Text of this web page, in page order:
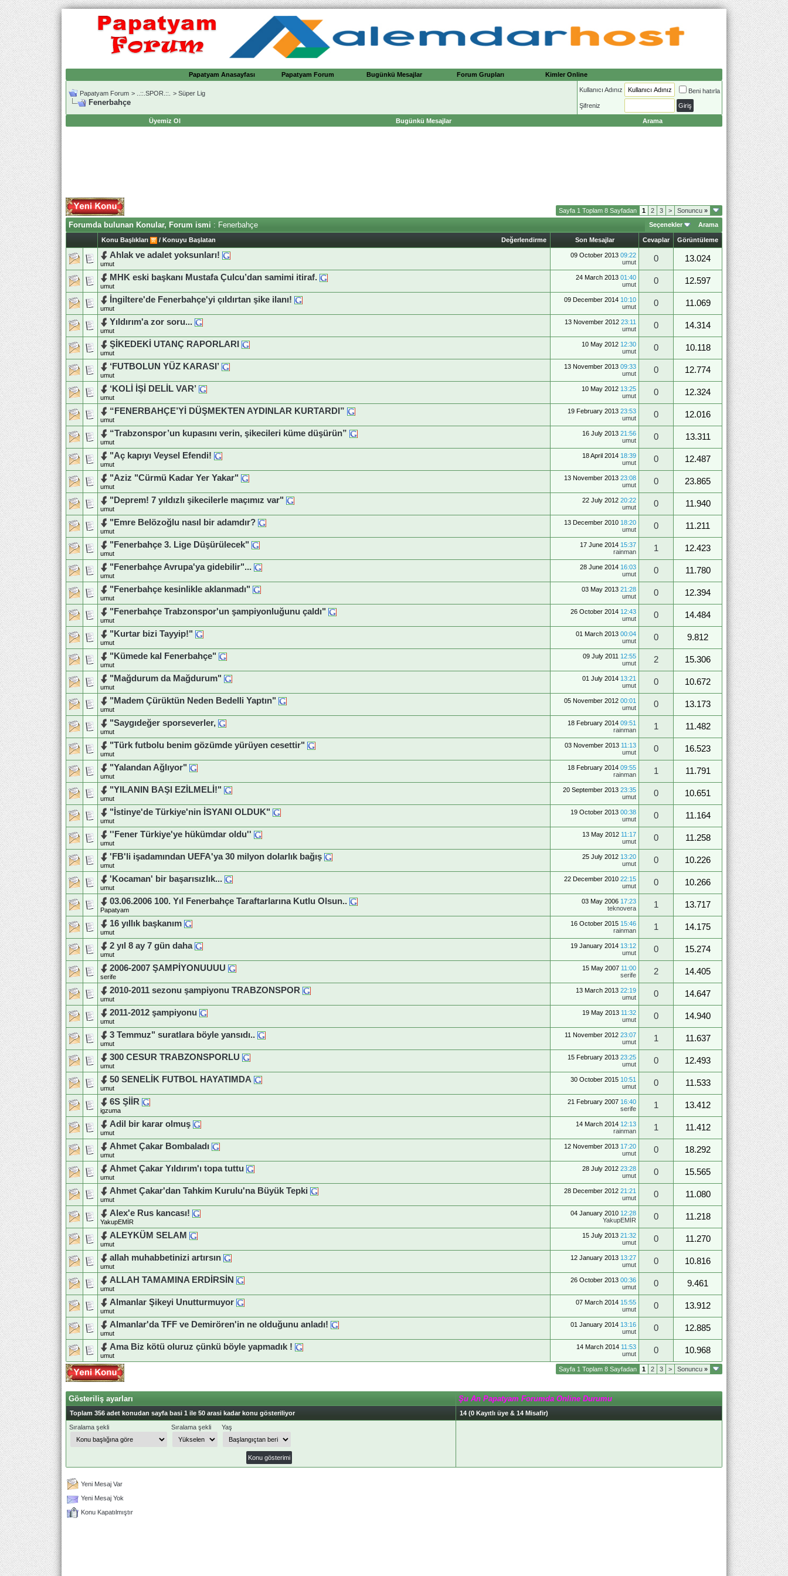
Papatyam Anasayfası Papatyam Forum Bugünkü Mesajlar Forum Grupları Kimler Online
Papatyam Forum > ..::.SPOR.::. > Süper Lig
Fenerbahçe
Kullanıcı Adınız Beni hatırla
Şifreniz
Üyemiz Ol Bugünkü Mesajlar Arama
Sayfa 1 Toplam 8 Sayfadan 1 2 3 > Sonuncu »
Forumda bulunan Konular, Forum ismi : Fenerbahçe Seçenekler Arama
Değerlendirme
Konu Başlıkları / Konuyu Başlatan Son Mesajlar Cevaplar Görüntüleme
Ahlak ve adalet yoksunları!
umut
09 October 2013 09:22
umut
0
13.024
MHK eski başkanı Mustafa Çulcu’dan samimi itiraf.
umut
24 March 2013 01:40
umut
0
12.597
İngiltere'de Fenerbahçe'yi çıldırtan şike ilanı!
umut
09 December 2014 10:10
umut
0
11.069
Yıldırım'a zor soru...
umut
13 November 2012 23:11
umut
0
14.314
ŞİKEDEKİ UTANÇ RAPORLARI
umut
10 May 2012 12:30
umut
0
10.118
‘FUTBOLUN YÜZ KARASI’
umut
13 November 2013 09:33
umut
0
12.774
‘KOLİ İŞİ DELİL VAR’
umut
10 May 2012 13:25
umut
0
12.324
“FENERBAHÇE’Yİ DÜŞMEKTEN AYDINLAR KURTARDI”
umut
19 February 2013 23:53
umut
0
12.016
“Trabzonspor’un kupasını verin, şikecileri küme düşürün”
umut
16 July 2013 21:56
umut
0
13.311
"Aç kapıyı Veysel Efendi!
umut
18 April 2014 18:39
umut
0
12.487
"Aziz "Cürmü Kadar Yer Yakar"
umut
13 November 2013 23:08
umut
0
23.865
"Deprem! 7 yıldızlı şikecilerle maçımız var"
umut
22 July 2012 20:22
umut
0
11.940
"Emre Belözoğlu nasıl bir adamdır?
umut
13 December 2010 18:20
umut
0
11.211
"Fenerbahçe 3. Lige Düşürülecek"
umut
17 June 2014 15:37
rainman
1
12.423
"Fenerbahçe Avrupa'ya gidebilir"...
umut
28 June 2014 16:03
umut
0
11.780
"Fenerbahçe kesinlikle aklanmadı"
umut
03 May 2013 21:28
umut
0
12.394
"Fenerbahçe Trabzonspor'un şampiyonluğunu çaldı"
umut
26 October 2014 12:43
umut
0
14.484
"Kurtar bizi Tayyip!"
umut
01 March 2013 00:04
umut
0
9.812
"Kümede kal Fenerbahçe"
umut
09 July 2011 12:55
umut
2
15.306
"Mağdurum da Mağdurum"
umut
01 July 2014 13:21
umut
0
10.672
"Madem Çürüktün Neden Bedelli Yaptın"
umut
05 November 2012 00:01
umut
0
13.173
"Saygıdeğer sporseverler,
umut
18 February 2014 09:51
rainman
1
11.482
"Türk futbolu benim gözümde yürüyen cesettir"
umut
03 November 2013 11:13
umut
0
16.523
"Yalandan Ağlıyor"
umut
18 February 2014 09:55
rainman
1
11.791
"YILANIN BAŞI EZİLMELİ!"
umut
20 September 2013 23:35
umut
0
10.651
"İstinye'de Türkiye'nin İSYANI OLDUK"
umut
19 October 2013 00:38
umut
0
11.164
''Fener Türkiye'ye hükümdar oldu''
umut
13 May 2012 11:17
umut
0
11.258
'FB'li işadamından UEFA'ya 30 milyon dolarlık bağış
umut
25 July 2012 13:20
umut
0
10.226
'Kocaman' bir başarısızlık...
umut
22 December 2010 22:15
umut
0
10.266
03.06.2006 100. Yıl Fenerbahçe Taraftarlarına Kutlu Olsun..
Papatyam
03 May 2006 17:23
teknovera
1
13.717
16 yıllık başkanım
umut
16 October 2015 15:46
rainman
1
14.175
2 yıl 8 ay 7 gün daha
umut
19 January 2014 13:12
umut
0
15.274
2006-2007 ŞAMPİYONUUUU
serife
15 May 2007 11:00
serife
2
14.405
2010-2011 sezonu şampiyonu TRABZONSPOR
umut
13 March 2013 22:19
umut
0
14.647
2011-2012 şampiyonu
umut
19 May 2013 11:32
umut
0
14.940
3 Temmuz" suratlara böyle yansıdı..
umut
11 November 2012 23:07
umut
1
11.637
300 CESUR TRABZONSPORLU
umut
15 February 2013 23:25
umut
0
12.493
50 SENELİK FUTBOL HAYATIMDA
umut
30 October 2015 10:51
umut
0
11.533
6S ŞİİR
igzuma
21 February 2007 16:40
serife
1
13.412
Adil bir karar olmuş
umut
14 March 2014 12:13
rainman
1
11.412
Ahmet Çakar Bombaladı
umut
12 November 2013 17:20
umut
0
18.292
Ahmet Çakar Yıldırım'ı topa tuttu
umut
28 July 2012 23:28
umut
0
15.565
Ahmet Çakar'dan Tahkim Kurulu'na Büyük Tepki
umut
28 December 2012 21:21
umut
0
11.080
Alex'e Rus kancası!
YakupEMİR
04 January 2010 12:28
YakupEMİR
0
11.218
ALEYKÜM SELAM
umut
15 July 2013 21:32
umut
0
11.270
allah muhabbetinizi artırsın
umut
12 January 2013 13:27
umut
0
10.816
ALLAH TAMAMINA ERDİRSİN
umut
26 October 2013 00:36
umut
0
9.461
Almanlar Şikeyi Unutturmuyor
umut
07 March 2014 15:55
umut
0
13.912
Almanlar'da TFF ve Demirören'in ne olduğunu anladı!
umut
01 January 2014 13:16
umut
0
12.885
Ama Biz kötü oluruz çünkü böyle yapmadık !
umut
14 March 2014 11:53
umut
0 10.968
Sayfa 1 Toplam 8 Sayfadan 1 2 3 > Sonuncu »
Gösteriliş ayarları Şu An Papatyam Forumda Online Durumu
Toplam 356 adet konudan sayfa basi 1 ile 50 arasi kadar konu gösteriliyor
14 (0 Kayıtlı üye & 14 Misafir)
Sıralama şekli
Sıralama şekli Yaş
Yeni Mesaj Var
Yeni Mesaj Yok
Konu Kapatılmıştır